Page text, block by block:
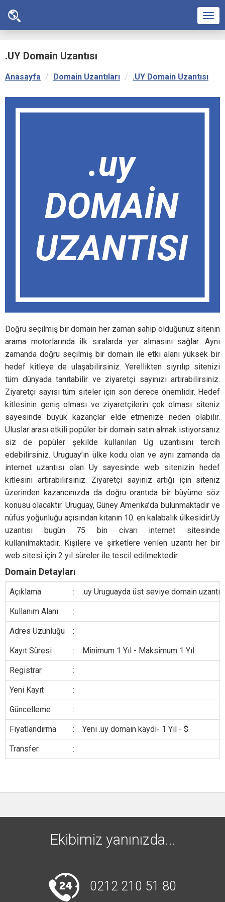
.UY Domain Uzantısı
Anasayfa Domain Uzantıları .UY Domain Uzantısı
Doğru seçilmiş bir domain her zaman sahip olduğunuz sitenin
arama motorlarında ilk sıralarda yer almasını sağlar. Aynı
zamanda doğru seçilmiş bir domain ile etki alanı yüksek bir
hedef kitleye de ulaşabilirsiniz. Yerellikten sıyrılıp sitenizi
tüm dünyada tanıtabilir ve ziyaretçi sayınızı artırabilirsiniz.
Ziyaretçi sayısı tüm siteler için son derece önemlidir. Hedef
kitlesinin geniş olması ve ziyaretçilerin çok olması siteniz
sayesinde büyük kazançlar elde etmenize neden olabilir.
Uluslar arası etkili popüler bir domain satın almak istiyorsanız
siz de popüler şekilde kullanılan Ug uzantısını tercih
edebilirsiniz. Uruguay’ın ülke kodu olan ve aynı zamanda da
internet uzantısı olan Uy sayesinde web sitenizin hedef
kitlesini artırabilirsiniz. Ziyaretçi sayınız artığı için siteniz
üzerinden kazancınızda da doğru orantıda bir büyüme söz
konusu olacaktır. Uruguay, Güney Amerika’da bulunmaktadır ve
nüfus yoğunluğu açısından kıtanın 10. en kalabalık ülkesidir.Uy
uzantısı bugün 75 bin civarı internet sitesinde
kullanılmaktadır. Kişilere ve şirketlere verilen uzantı her bir
web sitesi için 2 yıl süreler ile tescil edilmektedir.
Domain Detayları
Açıklama : .uy Uruguayda üst seviye domain
Kullanım Alanı :
Adres Uzunluğu :
Kayıt Süresi : Minimum 1 Yıl - Maksimum 1 Yıl
Registrar :
Yeni Kayıt :
Güncelleme :
Fiyatlandırma : Yeni .uy domain kaydı- 1 Yıl - $
Transfer :
Ekibimiz yanınızda...
0212 210 51 80